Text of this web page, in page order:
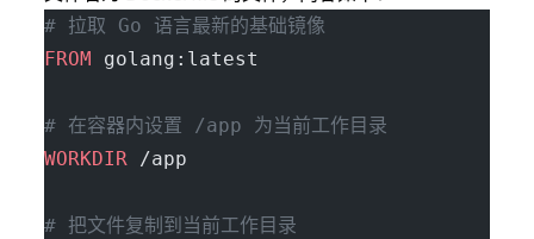
# 拉取 Go 语言最新的基础镜像
FROM golang:latest
# 在容器内设置 /app 为当前工作目录
WORKDIR /app
# 把文件复制到当前工作目录